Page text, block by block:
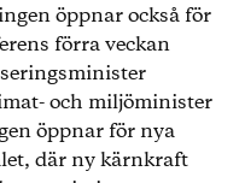
öppnar också för
förra veckan
och miljöminister
öppnar för nya
där ny kärnkraft